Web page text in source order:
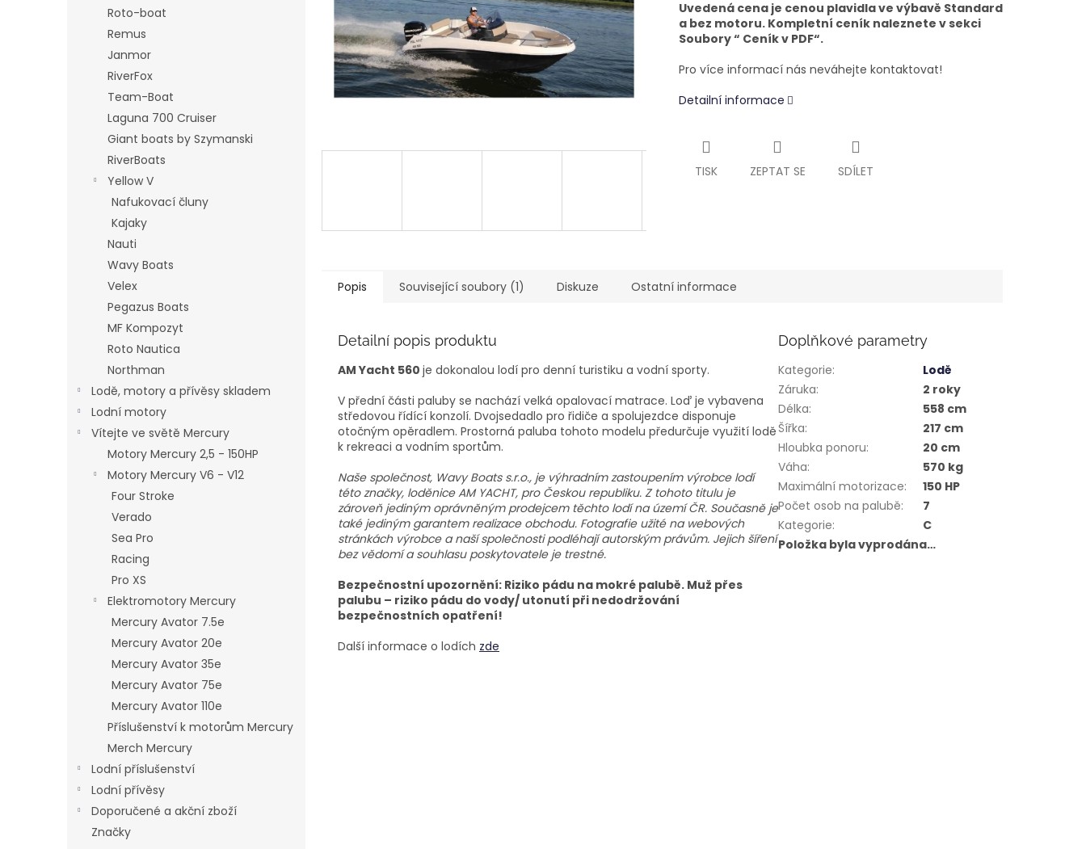
Roto-boat
Remus
Janmor
RiverFox
Team-Boat
Laguna 700 Cruiser
Giant boats by Szymanski
RiverBoats
Yellow V
Nafukovací čluny
Kajaky
Nauti
Wavy Boats
Velex
Pegazus Boats
MF Kompozyt
Roto Nautica
Northman
Lodě, motory a přívěsy skladem
Lodní motory
Vítejte ve světě Mercury
Motory Mercury 2,5 - 150HP
Motory Mercury V6 - V12
Four Stroke
Verado
Sea Pro
Racing
Pro XS
Elektromotory Mercury
Mercury Avator 7.5e
Mercury Avator 20e
Mercury Avator 35e
Mercury Avator 75e
Mercury Avator 110e
Příslušenství k motorům Mercury
Merch Mercury
Lodní příslušenství
Lodní přívěsy
Doporučené a akční zboží
Značky
Uvedená cena je cenou plavidla ve výbavě Standard
a bez motoru. Kompletní ceník naleznete v sekci
Soubory “ Ceník v PDF“.
Pro více informací nás neváhejte kontaktovat!
Detailní informace
TISK ZEPTAT SE SDÍLET
Popis Související soubory (1) Diskuze Ostatní informace
Detailní popis produktu
AM Yacht 560 je dokonalou lodí pro denní turistiku a vodní sporty.
V přední části paluby se nachází velká opalovací matrace. Loď je vybavena
středovou řídící konzolí. Dvojsedadlo pro řidiče a spolujezdce disponuje
otočným opěradlem. Prostorná paluba tohoto modelu předurčuje využití lodě
k rekreaci a vodním sportům.
Naše společnost, Wavy Boats s.r.o., je výhradním zastoupením výrobce lodí
této značky, loděnice AM YACHT, pro Českou republiku. Z tohoto titulu je
zároveň jediným oprávněným prodejcem těchto lodí na území ČR. Současně je
také jediným garantem realizace obchodu. Fotografie užité na webových
stránkách výrobce a naší společnosti podléhají autorským právům. Jejich šíření
bez vědomí a souhlasu poskytovatele je trestné.
Bezpečnostní upozornění: Riziko pádu na mokré palubě. Muž přes
palubu – riziko pádu do vody/ utonutí při nedodržování
bezpečnostních opatření!
Další informace o lodích zde
Doplňkové parametry
Kategorie:
Lodě
Záruka:
2 roky
Délka:
558 cm
Šířka:
217 cm
Hloubka ponoru:
20 cm
Váha:
570 kg
Maximální motorizace:
150 HP
Počet osob na palubě:
7
Kategorie:
C
Položka byla vyprodána…